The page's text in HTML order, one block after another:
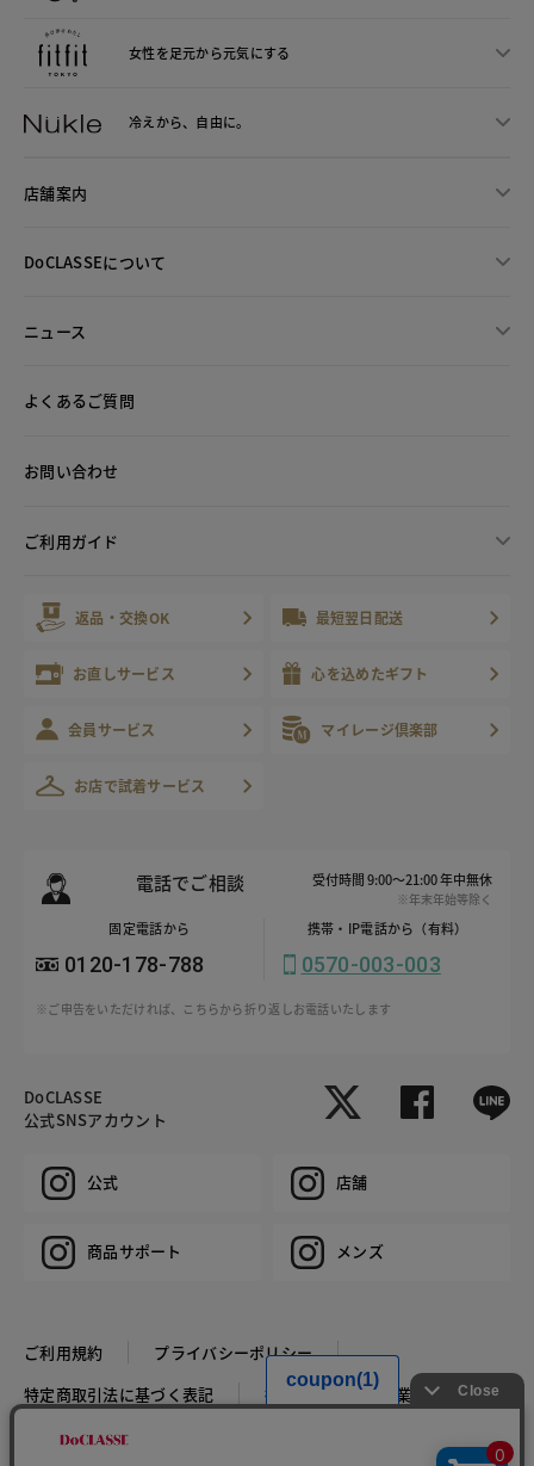
女性を足元から元気にする
冷えから、 自由に。
店舗案内
DoCLASSEについて
ニュース
よくあるご質問
お問い合わせ
ご利用ガイド
返品・交換OK 最短翌日配送
お直しサービス 心を込めたギフト
会員サービス マイレージ倶楽部
お店で試着サービス
電話でご相談 受付時間 9:00～21:00 年中無休
※年末年始等除く
固定電話から
0120-178-788
携帯・IP電話から（有料）
0570-003-003
※ご申告をいただければ、こちらから折り返しお電話いたします
DoCLASSE
公式SNSアカウント
公式 店舗
商品サポート メンズ
ご利用規約
プライバシーポリシー
特定商取引法に基づく表記
推奨環境 企業情報
COPYRIGHT © DoCLASSE ALL RIGHTS RESERVED.